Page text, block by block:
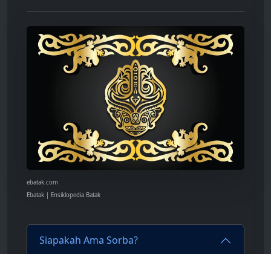
ebatak.com
Ebatak | Ensiklopedia Batak
Siapakah Ama Sorba?